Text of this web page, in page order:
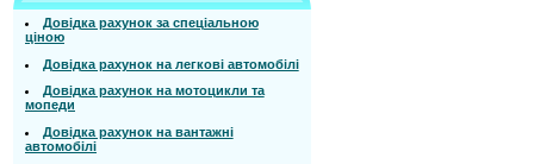
Довідка рахунок за спеціальною
ціною
Довідка рахунок на легкові автомобілі
Довідка рахунок на мотоцикли та
мопеди
Довідка рахунок на вантажні
автомобілі